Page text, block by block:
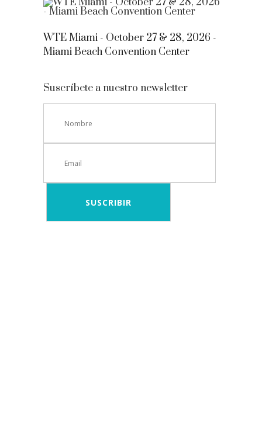
WTE Miami - October 27 & 28, 2026 -
Miami Beach Convention Center
Suscríbete a nuestro newsletter